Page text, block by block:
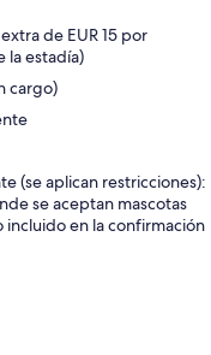
de EUR 15 por
la estadía)
cargo)
(se aplican restricciones):
se aceptan mascotas
incluido en la confirmación